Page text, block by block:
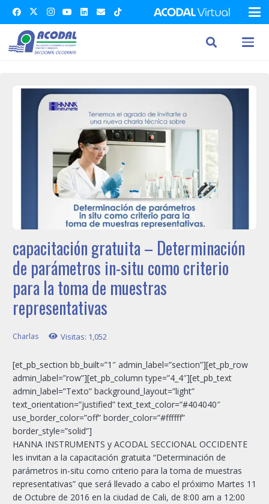
capacitación gratuita – Determinación
de parámetros in-situ como criterio
para la toma de muestras
representativas
Charlas Visitas: 1,052
[et_pb_section bb_built=”1″ admin_label=”section”][et_pb_row
admin_label=”row”][et_pb_column type=”4_4″][et_pb_text
admin_label=”Texto” background_layout=”light”
text_orientation=”justified” text_text_color=”#404040″
use_border_color=”off” border_color=”#ffffff”
border_style=”solid”]
HANNA INSTRUMENTS y ACODAL SECCIONAL OCCIDENTE
les invitan a la capacitación gratuita “Determinación de
parámetros in-situ como criterio para la toma de muestras
representativas” que será llevado a cabo el próximo Martes 11
de Octubre de 2016 en la ciudad de Cali, de 8:00 am a 12:00